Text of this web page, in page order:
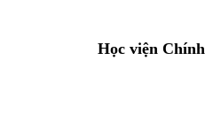
Học viện